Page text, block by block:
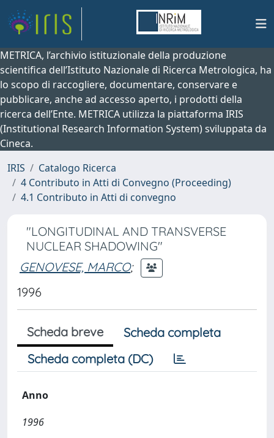
METRICA, l’archivio istituzionale della produzione
scientifica dell’Istituto Nazionale di Ricerca Metrologica, ha
lo scopo di raccogliere, documentare, conservare e
pubblicare, anche ad accesso aperto, i prodotti della
ricerca dell’Ente. METRICA utilizza la piattaforma IRIS
(Institutional Research Information System) sviluppata da
Cineca.
IRIS
Catalogo Ricerca
4 Contributo in Atti di Convegno (Proceeding)
4.1 Contributo in Atti di convegno
"LONGITUDINAL AND TRANSVERSE
NUCLEAR SHADOWING"
GENOVESE, MARCO;
1996
Scheda breve
Scheda completa
Scheda completa (DC)
Anno
1996